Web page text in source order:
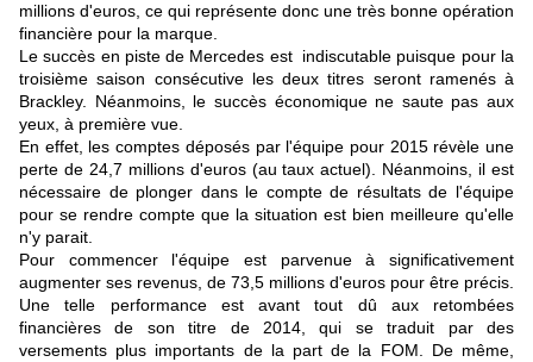
millions d'euros, ce qui représente donc une très bonne opération
financière pour la marque.
Le succès en piste de Mercedes est indiscutable puisque pour la
troisième saison consécutive les deux titres seront ramenés à
Brackley. Néanmoins, le succès économique ne saute pas aux
yeux, à première vue.
En effet, les comptes déposés par l'équipe pour 2015 révèle une
perte de 24,7 millions d'euros (au taux actuel). Néanmoins, il est
nécessaire de plonger dans le compte de résultats de l'équipe
pour se rendre compte que la situation est bien meilleure qu'elle
n'y parait.
Pour commencer l'équipe est parvenue à significativement
augmenter ses revenus, de 73,5 millions d'euros pour être précis.
Une telle performance est avant tout dû aux retombées
financières de son titre de 2014, qui se traduit par des
versements plus importants de la part de la FOM. De même,